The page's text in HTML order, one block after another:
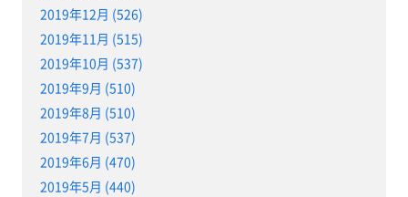
2019年12月 (526)
2019年11月 (515)
2019年10月 (537)
2019年9月 (510)
2019年8月 (510)
2019年7月 (537)
2019年6月 (470)
2019年5月 (440)